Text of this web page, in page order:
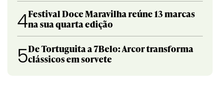
4Festival Doce Maravilha reúne 13 marcas
na sua quarta edição
5De Tortuguita a 7Belo: Arcor transforma
clássicos em sorvete